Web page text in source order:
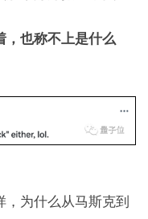
，也称不上是什么
为什么从马斯克到